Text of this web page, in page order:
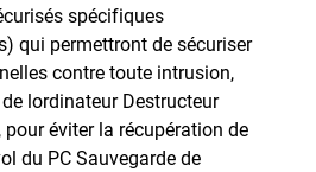
spécifiques
qui permettront de sécuriser
contre toute intrusion,
lordinateur Destructeur
éviter la récupération de
du PC Sauvegarde de